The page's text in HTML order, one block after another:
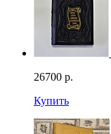
26700 р.
Купить